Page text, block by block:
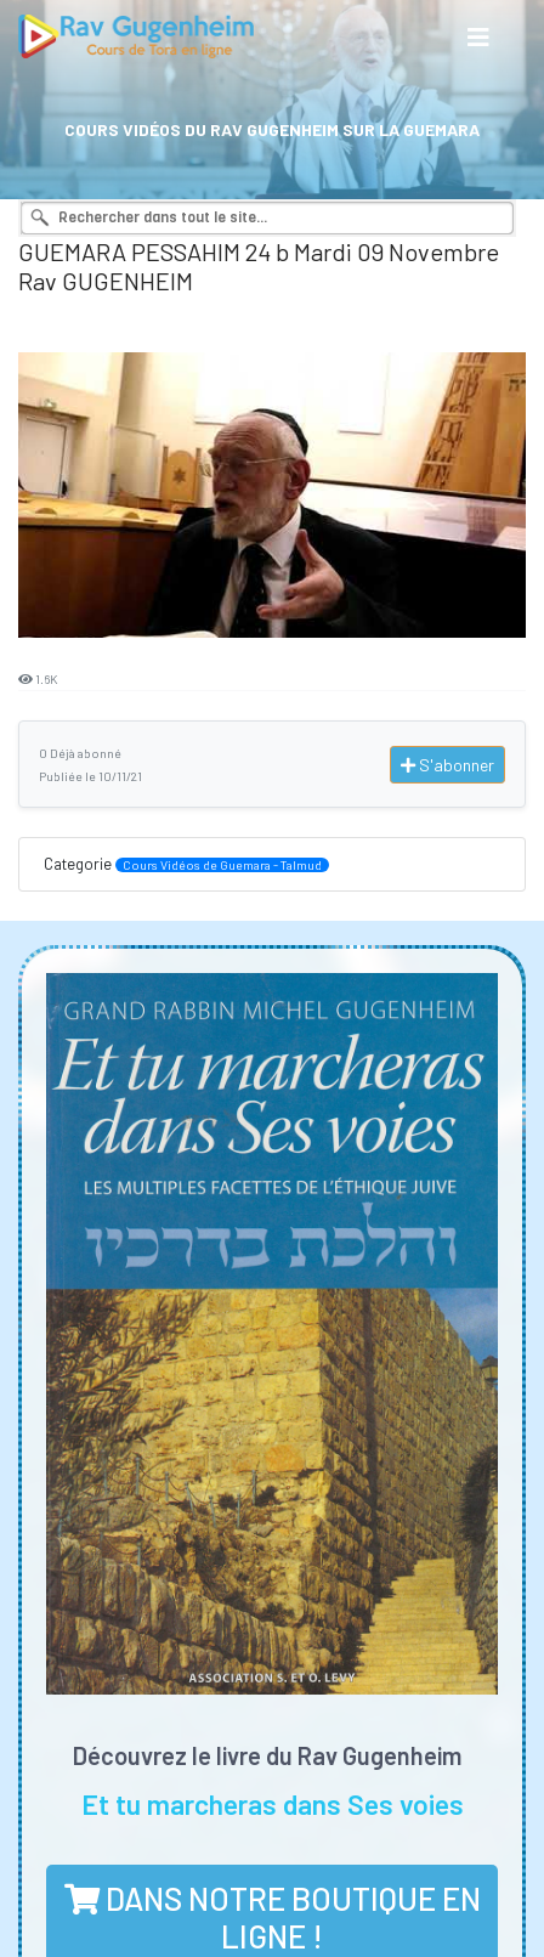
COURS VIDÉOS DU RAV GUGENHEIM SUR LA GUEMARA
GUEMARA PESSAHIM 24 b Mardi 09 Novembre
Rav GUGENHEIM
1.6K
0 Déjà abonné
Publiée le 10/11/21
S'abonner
Categorie Cours Vidéos de Guemara - Talmud
Découvrez le livre du Rav Gugenheim
Et tu marcheras dans Ses voies
DANS NOTRE BOUTIQUE EN
LIGNE !